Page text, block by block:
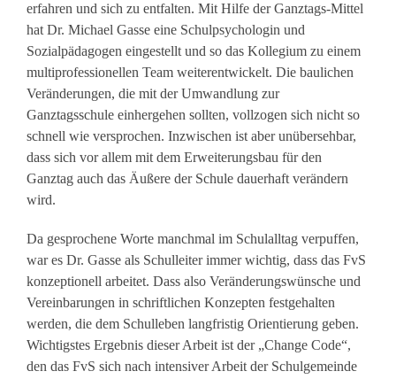
erfahren und sich zu entfalten. Mit Hilfe der Ganztags-Mittel
hat Dr. Michael Gasse eine Schulpsychologin und
Sozialpädagogen eingestellt und so das Kollegium zu einem
multiprofessionellen Team weiterentwickelt. Die baulichen
Veränderungen, die mit der Umwandlung zur
Ganztagsschule einhergehen sollten, vollzogen sich nicht so
schnell wie versprochen. Inzwischen ist aber unübersehbar,
dass sich vor allem mit dem Erweiterungsbau für den
Ganztag auch das Äußere der Schule dauerhaft verändern
wird.
Da gesprochene Worte manchmal im Schulalltag verpuffen,
war es Dr. Gasse als Schulleiter immer wichtig, dass das FvS
konzeptionell arbeitet. Dass also Veränderungswünsche und
Vereinbarungen in schriftlichen Konzepten festgehalten
werden, die dem Schulleben langfristig Orientierung geben.
Wichtigstes Ergebnis dieser Arbeit ist der „Change Code“,
den das FvS sich nach intensiver Arbeit der Schulgemeinde